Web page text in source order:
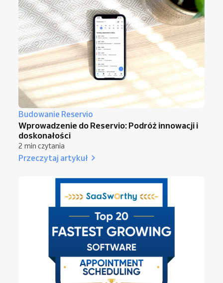
Budowanie Reservio
Wprowadzenie do Reservio: Podróż innowacji i
doskonałości
2 min czytania
Przeczytaj artykuł